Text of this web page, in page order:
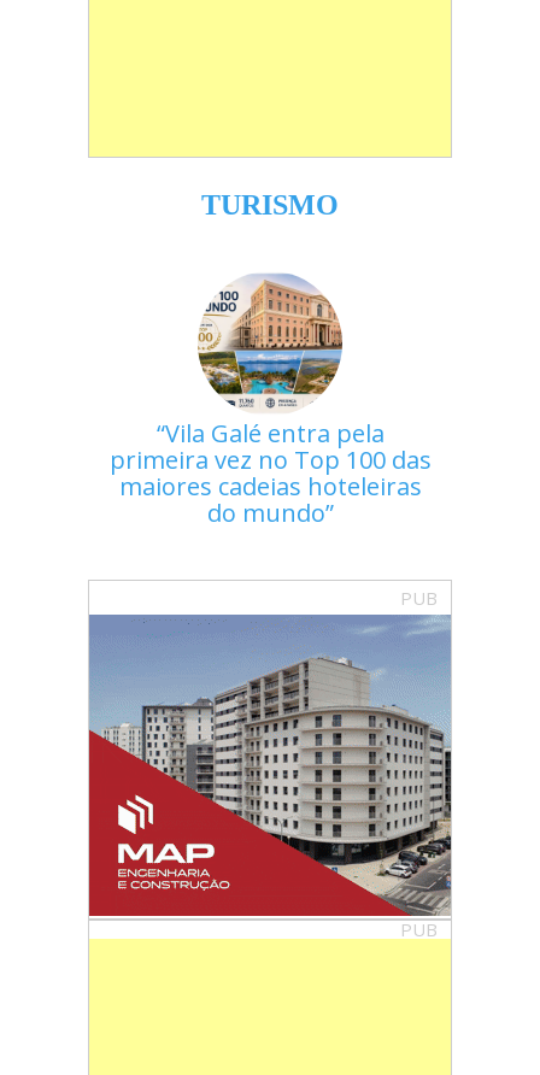
TURISMO
Vila Galé entra pela
primeira vez no Top 100 das
maiores cadeias hoteleiras
do mundo
PUB
PUB